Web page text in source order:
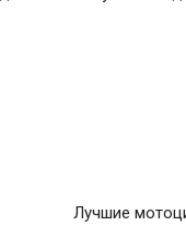
Лучшие